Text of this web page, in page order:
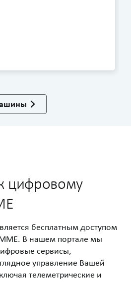
цифровому
бесплатным доступом
В нашем портале мы
сервисы,
управление Вашей
телеметрические и